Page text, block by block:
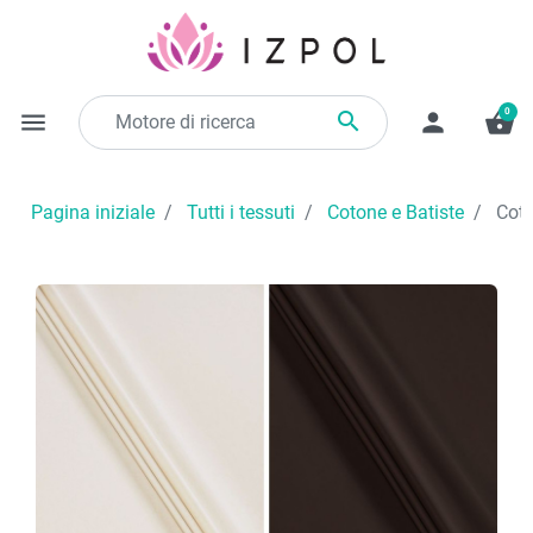
menu  person shopping_basket
0
Pagina iniziale Tutti i tessuti Cotone e Batiste